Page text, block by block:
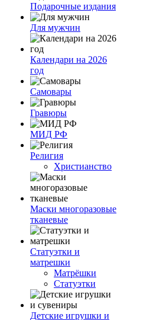
Подарочные издания
Для мужчин
Календари на 2026
год
Самовары
Гравюры
МИД РФ
Религия
Христианство
Маски многоразовые
тканевые
Статуэтки и
матрешки
Матрёшки
Статуэтки
Детские игрушки и